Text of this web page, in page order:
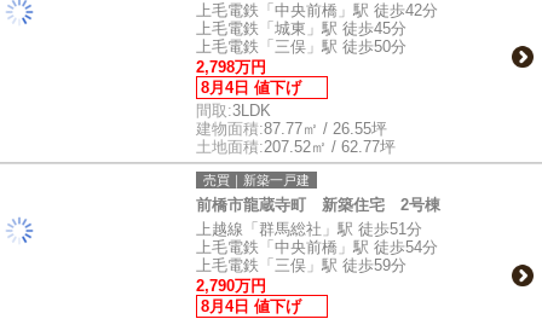
上毛電鉄「中央前橋」駅 徒歩42分
上毛電鉄「城東」駅 徒歩45分
上毛電鉄「三俣」駅 徒歩50分
2,798万円
8月4日 値下げ
間取:3LDK
建物面積:87.77㎡ / 26.55坪
土地面積:207.52㎡ / 62.77坪
売買｜新築一戸建
前橋市龍蔵寺町 新築住宅 2号棟
上越線「群馬総社」駅 徒歩51分
上毛電鉄「中央前橋」駅 徒歩54分
上毛電鉄「三俣」駅 徒歩59分
2,790万円
8月4日 値下げ